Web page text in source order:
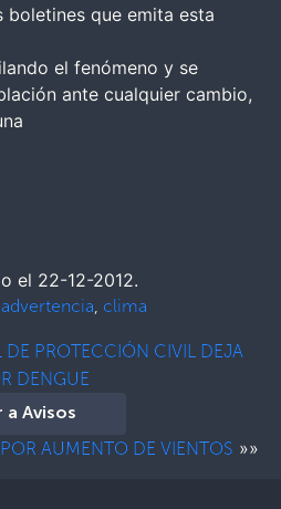
boletines que emita esta
el fenómeno y se
ante cualquier cambio,
el 22-12-2012.
advertencia, clima
DE PROTECCIÓN CIVIL DEJA
DENGUE
a Avisos
AUMENTO DE VIENTOS »»